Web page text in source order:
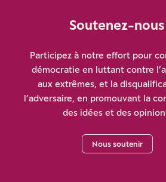
Soutenez-nous
Participez à notre effort pour
démocratie en luttant contre
aux extrêmes, et la
l’adversaire, en promouvant la
des idées et des
Nous soutenir